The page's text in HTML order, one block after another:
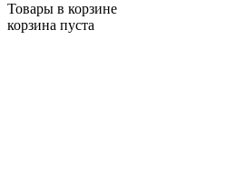
Товары в корзине
корзина пуста